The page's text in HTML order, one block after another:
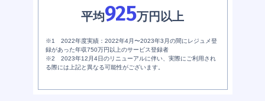
平均925万円以上
※1 2022年度実績：2022年4月〜2023年3月の間にレジュメ登
録があった年収750万円以上のサービス登録者
※2 2023年12月4日のリニューアルに伴い、実際にご利用され
る際には上記と異なる可能性がございます。